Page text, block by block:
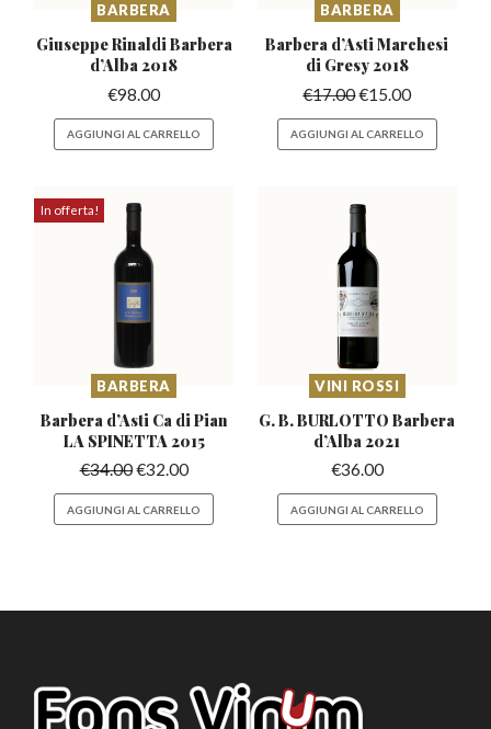
BARBERA
Giuseppe Rinaldi Barbera
d’Alba 2018
€98.00
AGGIUNGI AL CARRELLO
BARBERA
Barbera d’Asti Marchesi
di Gresy 2018
€17.00€15.00
AGGIUNGI AL CARRELLO
In offerta!
BARBERA
Barbera d’Asti Ca di Pian
LA SPINETTA 2015
€34.00€32.00
AGGIUNGI AL CARRELLO
VINI ROSSI
G. B. BURLOTTO Barbera
d’Alba 2021
€36.00
AGGIUNGI AL CARRELLO